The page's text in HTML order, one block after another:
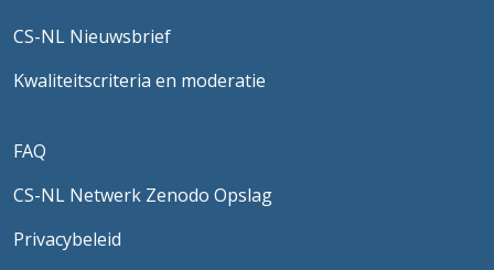
CS-NL Nieuwsbrief
Kwaliteitscriteria en moderatie
FAQ
CS-NL Netwerk Zenodo Opslag
Privacybeleid